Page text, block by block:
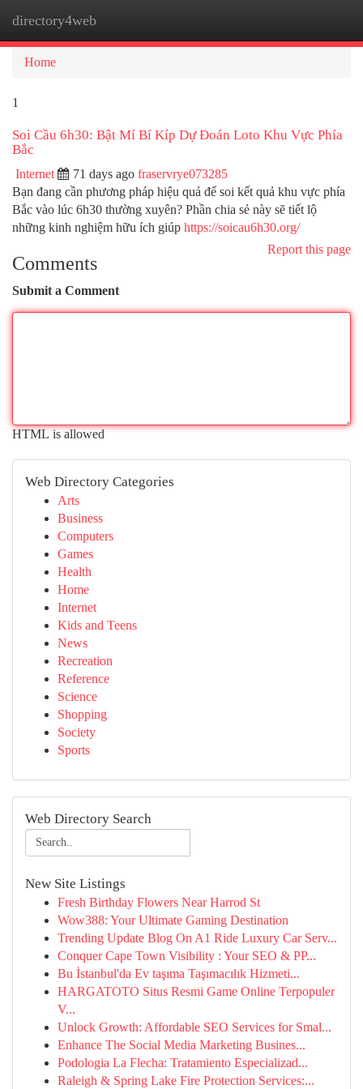
directory4web
Home
1
Soi Cầu 6h30: Bật Mí Bí Kíp Dự Đoán Loto Khu Vực Phía
Bắc
Internet 71 days ago fraservrye073285
Bạn đang cần phương pháp hiệu quả để soi kết quả khu vực phía
Bắc vào lúc 6h30 thường xuyên? Phần chia sẻ này sẽ tiết lộ
những kinh nghiệm hữu ích giúp https://soicau6h30.org/
Report this page
Comments
Submit a Comment
HTML is allowed
Web Directory Categories
Arts
Business
Computers
Games
Health
Home
Internet
Kids and Teens
News
Recreation
Reference
Science
Shopping
Society
Sports
Web Directory Search
New Site Listings
Fresh Birthday Flowers Near Harrod St
Wow388: Your Ultimate Gaming Destination
Trending Update Blog On A1 Ride Luxury Car Serv...
Conquer Cape Town Visibility : Your SEO & PP...
Bu İstanbul'da Ev taşıma Taşımacılık Hizmeti...
HARGATOTO Situs Resmi Game Online Terpopuler
V...
Unlock Growth: Affordable SEO Services for Smal...
Enhance The Social Media Marketing Busines...
Podologia La Flecha: Tratamiento Especializad...
Raleigh & Spring Lake Fire Protection Services:...